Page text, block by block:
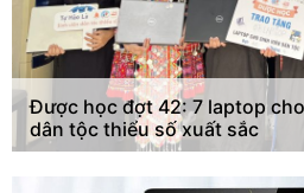
Được học đợt 42: 7 laptop
dân tộc thiểu số xuất sắc